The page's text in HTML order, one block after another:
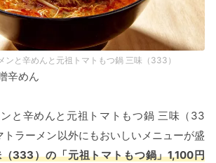
ンと辛めんと元祖トマトもつ鍋 三味（333）
辛めん
と辛めんと元祖トマトもつ鍋 三味（33
ラーメン以外にもおいしいメニューが盛
333）の「元祖トマトもつ鍋」1,100円